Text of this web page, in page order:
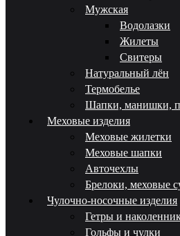
Мужская
Водолазки
Жилеты
Свитеры
Натуральный лён
Термобелье
Шапки, манишки,
Меховые изделия
Меховые жилетки
Меховые шапки
Авточехлы
Брелоки, меховые
Чулочно-носочные изделия
Гетры и
Гольфы и чулки